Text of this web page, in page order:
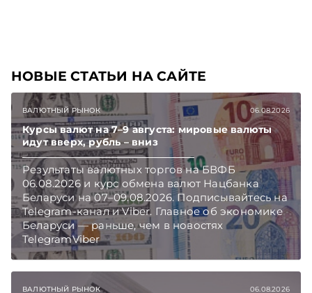
НОВЫЕ СТАТЬИ НА САЙТЕ
ВАЛЮТНЫЙ РЫНОК 06.08.2026
Курсы валют на 7–9 августа: мировые валюты
идут вверх, рубль – вниз
Результаты валютных торгов на БВФБ
06.08.2026 и курс обмена валют Нацбанка
Беларуси на 07–09.08.2026. Подписывайтесь на
Telegram‑канал и Viber. Главное об экономике
Беларуси — раньше, чем в новостях
TelegramViber
ВАЛЮТНЫЙ РЫНОК 06.08.2026